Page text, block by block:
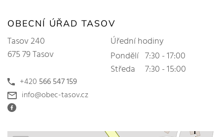
OBECNÍ ÚŘAD TASOV
Tasov 240
675 79 Tasov
+420 566 547 159
info@obec-tasov.cz
Úřední hodiny
Pondělí 7:30 - 17:00
Středa
7:30 - 15:00